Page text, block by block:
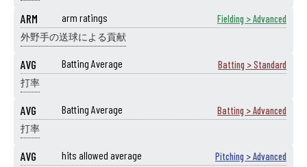
ARM arm ratings Fielding > Advanced
外野手の送球による貢献
AVG Batting Average Batting > Standard
打率
AVG Batting Average Batting > Advanced
打率
AVG hits allowed average Pitching > Advanced